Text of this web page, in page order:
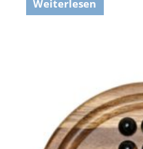
Weiterlesen